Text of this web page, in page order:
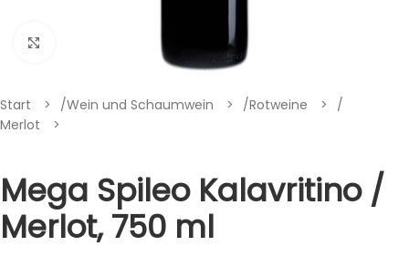
Klik om te vergroten
Start /Wein und Schaumwein /Rotweine
/
Merlot
Mega Spileo Kalavritino /
Merlot, 750 ml